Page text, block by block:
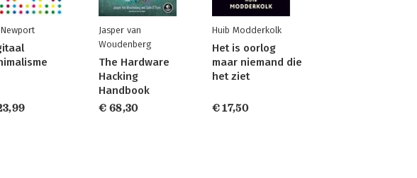
Jasper van
Woudenberg
The Hardware
Hacking
Handbook
€ 68,30
Huib Modderkolk
Het is oorlog
maar niemand die
het ziet
€ 17,50